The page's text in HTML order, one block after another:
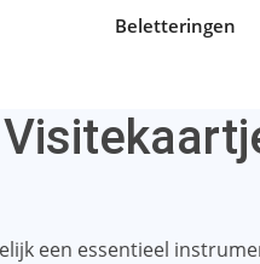
Beletteringen
een essentieel